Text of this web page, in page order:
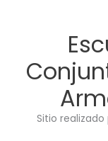
Sitio